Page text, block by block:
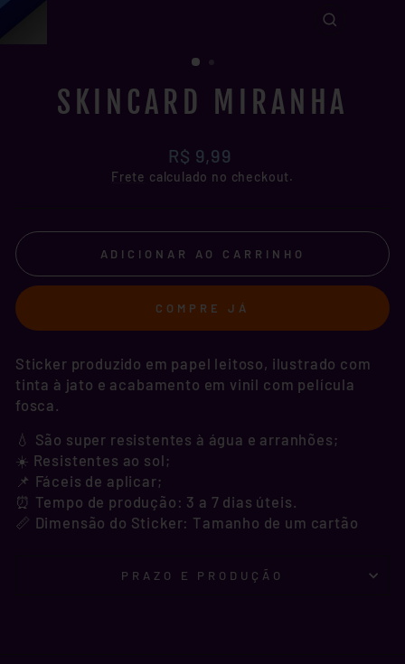
SKINCARD MIRANHA
Preço
normal
R$ 9,99
Frete calculado no checkout.
ADICIONAR AO CARRINHO
COMPRE JÁ
Sticker produzido em papel leitoso, ilustrado com
tinta à jato e acabamento em vinil com película
fosca.
💧 São super resistentes à água e arranhões;
☀️ Resistentes ao sol;
📌 Fáceis de aplicar;
⏰ Tempo de produção: 3 a 7 dias úteis.
📏 Dimensão do Sticker: Tamanho de um cartão
PRAZO E PRODUÇÃO